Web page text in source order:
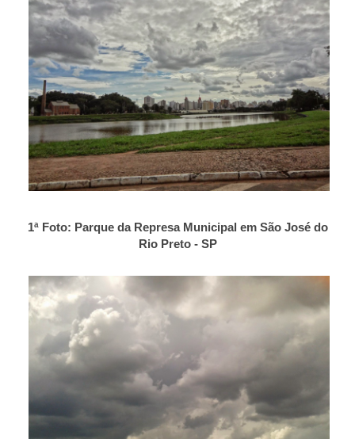
1ª Foto: Parque da Represa Municipal em São José do
Rio Preto - SP